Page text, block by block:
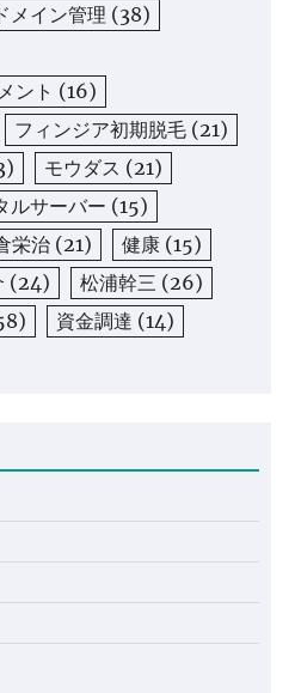
メイン管理 (38)
ント (16)
フィンジア初期脱毛 (21)
モウダス (21)
ルサーバー (15)
栄治 (21) 健康 (15)
(24) 松浦幹三 (26)
資金調達 (14)